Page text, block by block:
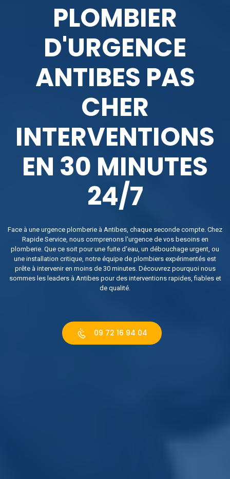
PLOMBIER
D'URGENCE
ANTIBES PAS
CHER
INTERVENTIONS
EN 30 MINUTES
24/7
Face à une urgence plomberie à Antibes, chaque seconde compte. Chez
Rapide Service, nous comprenons l'urgence de vos besoins en
plomberie. Que ce soit pour une fuite d'eau, un débouchage urgent, ou
une installation critique, notre équipe de plombiers expérimentés est
prête à intervenir en moins de 30 minutes. Découvrez pourquoi nous
sommes les leaders à Antibes pour des interventions rapides, fiables et
de qualité.
09 72 16 94 04